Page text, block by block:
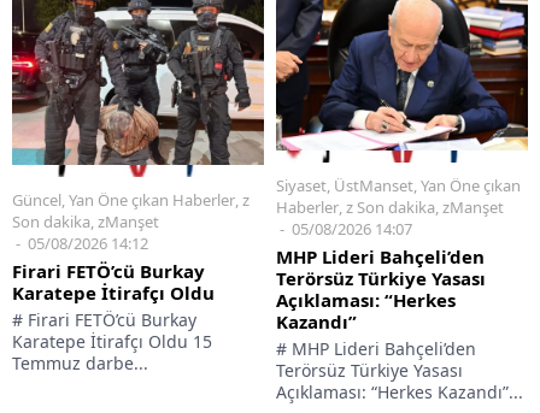
Güncel,Yan Öne çıkan Haberler,z
Son dakika,zManşet
05/08/2026 14:12
Firari FETÖ’cü Burkay
Karatepe İtirafçı Oldu
# Firari FETÖ’cü Burkay
Karatepe İtirafçı Oldu 15
Temmuz darbe...
Siyaset, ÜstManset,Yan Öne çıkan
Haberler,z Son dakika,zManşet
05/08/2026 14:07
MHP Lideri Bahçeli’den
Terörsüz Türkiye Yasası
Açıklaması: “Herkes
Kazandı”
# MHP Lideri Bahçeli’den
Terörsüz Türkiye Yasası
Açıklaması: “Herkes Kazandı”...